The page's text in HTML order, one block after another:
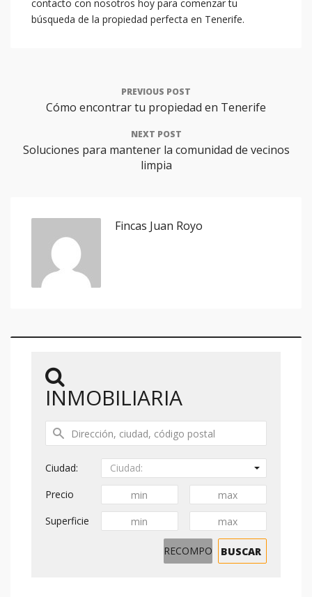
contacto con nosotros hoy para comenzar tu
búsqueda de la propiedad perfecta en Tenerife.
PREVIOUS POST
Cómo encontrar tu propiedad en Tenerife
NEXT POST
Soluciones para mantener la comunidad de vecinos
limpia
Fincas Juan Royo
INMOBILIARIA
Ciudad:
Ciudad:
Precio
Superficie